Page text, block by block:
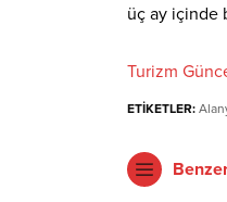
üç ay içinde
Turizm
ETİKETLER: